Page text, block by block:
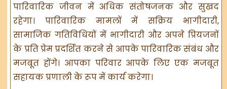
पारिवारिक जीवन में अधिक संतोषजनक और सुखद
रहेगा। पारिवारिक मामलों में सक्रिय भागीदारी,
सामाजिक गतिविधियों में भागीदारी और अपने प्रियजनों
के प्रति प्रेम प्रदर्शित करने से आपके पारिवारिक संबंध और
मजबूत होंगे। आपका परिवार आपके लिए एक मजबूत
सहायक प्रणाली के रूप में कार्य करेगा।